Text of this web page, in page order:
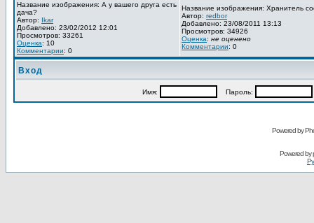
Название изображения: А у вашего друга есть
дача?
Автор: Ikar
Добавлено: 23/02/2012 12:01
Просмотров: 33261
Оценка: 10
Комментарии: 0
Название изображения: Хранитель
Автор: redbor
Добавлено: 23/08/2011 13:13
Просмотров: 34926
Оценка: не оценено
Комментарии: 0
Вход
Имя: Пароль:
Powered by
Powered by